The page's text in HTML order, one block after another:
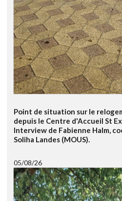
Point de situation sur le
depuis le Centre d'Accueil St
Interview de Fabienne Halm,
Soliha Landes (MOUS).
05/08/26